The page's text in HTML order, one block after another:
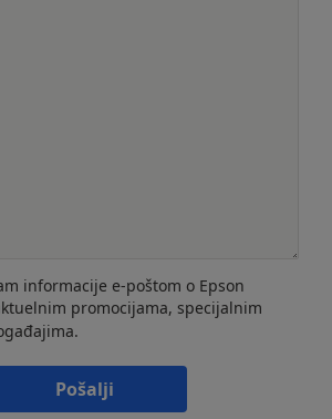
informacije e-poštom o Epson
promocijama, specijalnim
Pošalji